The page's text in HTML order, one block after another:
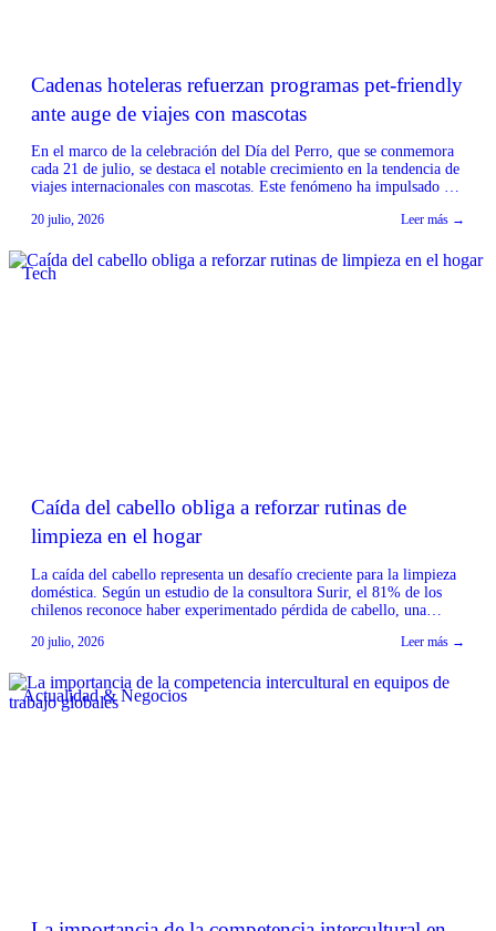
Cadenas hoteleras refuerzan programas pet-friendly
ante auge de viajes con mascotas
En el marco de la celebración del Día del Perro, que se conmemora
cada 21 de julio, se destaca el notable crecimiento en la tendencia de
viajes internacionales con mascotas. Este fenómeno ha impulsado a
friendly’, adaptando sus servicios para ofrecer una experiencia
20 julio, 2026 Leer más →
Tech
Caída del cabello obliga a reforzar rutinas de
limpieza en el hogar
La caída del cabello representa un desafío creciente para la limpieza
doméstica. Según un estudio de la consultora Surir, el 81% de los
chilenos reconoce haber experimentado pérdida de cabello, una
Desde la industria del aseo, Tineco & Ecovacs Chile señalan que esta
20 julio, 2026 Leer más →
Actualidad & Negocios